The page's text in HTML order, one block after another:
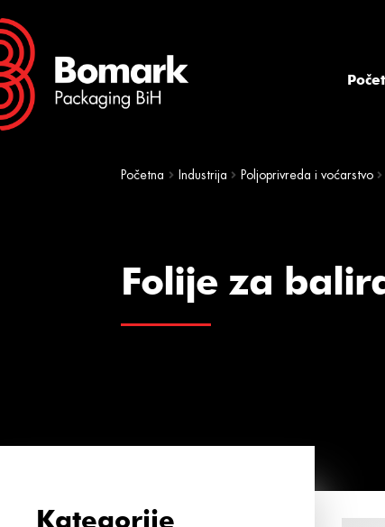
Skip
to
navigation
Skip
to
content
Početna Industrija Poljoprivreda i voćarstvo
Folije za
Kategorije